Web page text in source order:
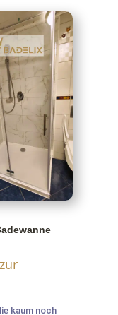
kaum noch